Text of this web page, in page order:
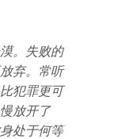
。失败的
弃。常听
犯罪更可
放开了
处于何等